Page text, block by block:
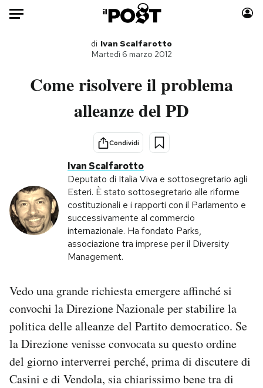
Auto
Cultura
Economia
Sport
Moda
Libri
Consumismi
Storie/Idee
Media
Europa
Altrecose
Mondiali calcio 2026
PODCAST
NEWSLETTER
I MIEI PREFERITI
di Ivan Scalfarotto
Martedì 6 marzo 2012
Come risolvere il problema
alleanze del PD
Condividi
Ivan Scalfarotto
Deputato di Italia Viva e sottosegretario agli
Esteri. È stato sottosegretario alle riforme
costituzionali e i rapporti con il Parlamento e
successivamente al commercio
internazionale. Ha fondato Parks,
associazione tra imprese per il Diversity
Management.
Vedo una grande richiesta emergere affinché si
convochi la Direzione Nazionale per stabilire la
politica delle alleanze del Partito democratico. Se
la Direzione venisse convocata su questo ordine
del giorno interverrei perché, prima di discutere di
Casini e di Vendola, sia chiarissimo bene tra di